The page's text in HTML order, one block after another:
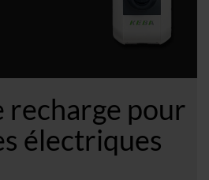
recharge pour
électriques